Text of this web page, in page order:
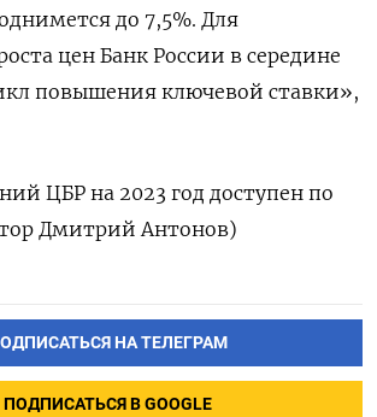
до 7,5%. Для
цен Банк России в середине
повышения ключевой ставки»,
ЦБР на 2023 год доступен по
Дмитрий Антонов)
НА ТЕЛЕГРАМ
ПОДПИСАТЬСЯ В GOOGLE